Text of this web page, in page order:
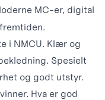
MC-er, digital
i NMCU. Klær og
Spesielt
og godt utstyr.
Hva er god